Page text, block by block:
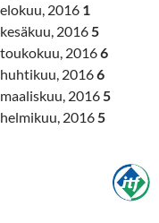
elokuu, 2016 1
kesäkuu, 20165
toukokuu, 20166
huhtikuu, 20166
maaliskuu, 20165
helmikuu, 20165